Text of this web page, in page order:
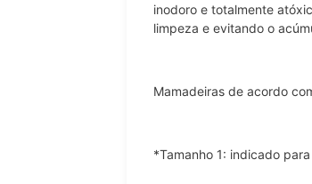
inodoro e totalmente
limpeza e evitando o
Mamadeiras de acordo
*Tamanho 1: indicado